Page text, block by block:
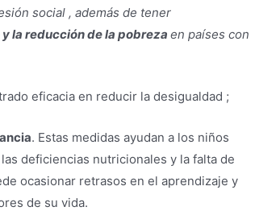
social , además de tener
la reducción de la pobrezaen países con
eficacia en reducir la desigualdad ;
. Estas medidas ayudan a los niños
deficiencias nutricionales y la falta de
ocasionar retrasos en el aprendizaje y
de su vida.